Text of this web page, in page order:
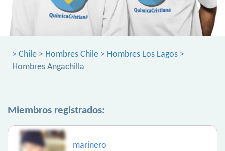
> Chile > Hombres Chile > Hombres Los Lagos >
Hombres Angachilla
Miembros registrados:
marinero